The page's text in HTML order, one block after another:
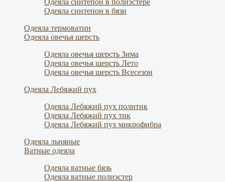
Одеяла синтепон в полиэстере
Одеяла синтепон в бязи
Одеяла термоватин
Одеяла овечья шерсть
Одеяла овечья шерсть Зима
Одеяла овечья шерсть Лето
Одеяла овечья шерсть Всесезон
Одеяла Лебяжий пух
Одеяла Лебяжий пух политик
Одеяла Лебяжий пух тик
Одеяла Лебяжий пух микрофибра
Одеяла льняные
Ватные одеяла
Одеяла ватные бязь
Одеяла ватные полиэстер